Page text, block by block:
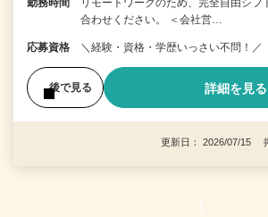
勤務時間
リモートワークのため、完全自由シフ
合わせください。 ＜会社営…
応募資格 ＼経験・資格・学歴いっさい不問！／
後で見る 詳細を見る
更新日： 2026/07/15
1